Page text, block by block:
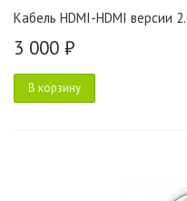
Кабель HDMI-HDMI версии
3 000 ₽
В корзину